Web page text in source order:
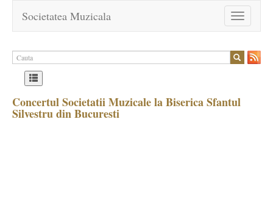
Toggle
navigation
Societatea Muzicala
Concertul Societatii Muzicale la Biserica Sfantul
Silvestru din Bucuresti